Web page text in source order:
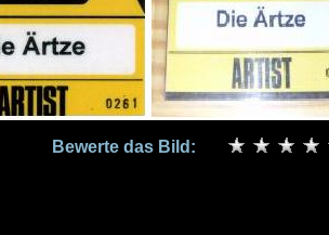
Bewerte das Bild: